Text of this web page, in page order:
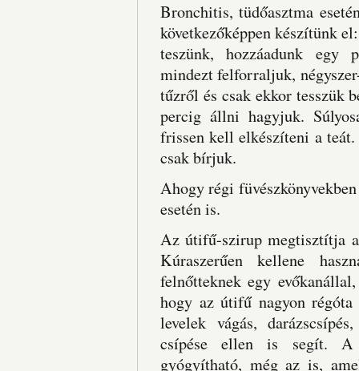
Bronchitis, tüdőasztma
következőképpen készítünk
teszünk, hozzáadunk egy
mindezt felforraljuk,
tűzről és csak ekkor tesszük
percig állni hagyjuk.
frissen kell elkészíteni a
csak bírjuk.
Ahogy régi
esetén is.
Az útifű-szirup megtisztítja
Kúraszerűen kellene
felnőtteknek egy
hogy az útifű nagyon
levelek vágás,
csípése ellen is segít. A
gyógyítható, még az is,